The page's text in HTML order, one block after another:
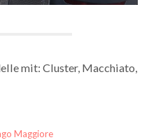
mit: Cluster, Macchiato,
Maggiore